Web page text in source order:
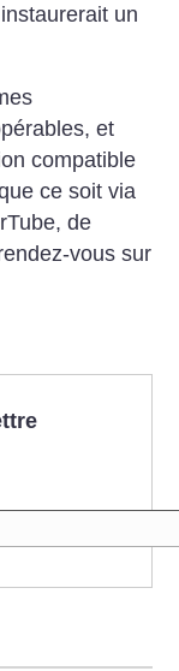
un
et
compatible
ce soit via
de
vous sur